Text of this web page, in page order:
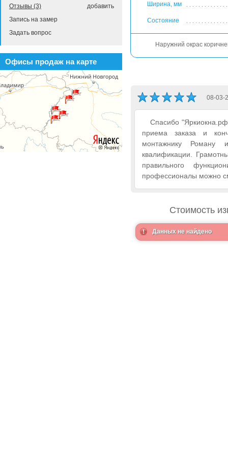
Ширина, мм
Состояние
Наружний окрас
08-03-
Спасибо
приема заказа и
монтажнику Роману
квалификации.
правильного
профессионалы можно
Стоимость
Данных не найдено
добавить
Отзывы (3)
Запись на замер
Задать вопрос
Офисы продаж на карте